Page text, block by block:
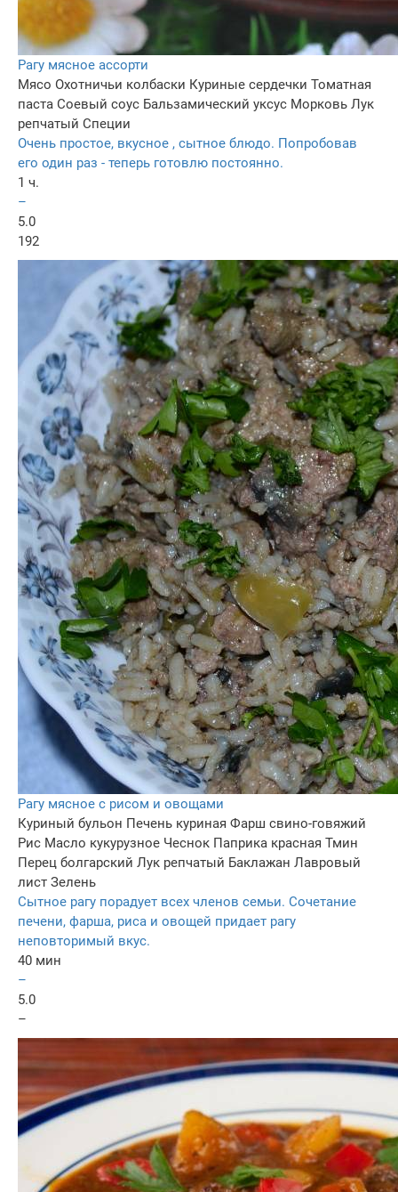
Рагу мясное ассорти
Мясо Охотничьи колбаски Куриные сердечки Томатная
паста Соевый соус Бальзамический уксус Морковь Лук
репчатый Специи
Очень простое, вкусное , сытное блюдо. Попробовав
его один раз - теперь готовлю постоянно.
1 ч.
–
5.0
192
Рагу мясное с рисом и овощами
Куриный бульон Печень куриная Фарш свино-говяжий
Рис Масло кукурузное Чеснок Паприка красная Тмин
Перец болгарский Лук репчатый Баклажан Лавровый
лист Зелень
Сытное рагу порадует всех членов семьи. Сочетание
печени, фарша, риса и овощей придает рагу
неповторимый вкус.
40 мин
–
5.0
–